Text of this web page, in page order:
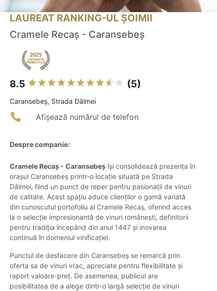
LAUREAT RANKING-UL ȘOIMII
Cramele Recaș - Caransebeș
8.5 (5)
Caransebeş, Strada Dâlmei
Afișează numărul de telefon
Despre companie:
Cramele Recaș - Caransebeșîși consolidează prezența în
orașul Caransebeș printr-o locație situată pe Strada
Dâlmei, fiind un punct de reper pentru pasionații de vinuri
de calitate. Acest spațiu aduce clienților o gamă variată
din cunoscutul portofoliu al Cramele Recaș, oferind acces
la o selecție impresionantă de vinuri românești, definitorii
pentru tradiția începând din anul 1447 și inovarea
continuă în domeniul vinificației.
Punctul de desfacere din Caransebeș se remarcă prin
oferta sa de vinuri vrac, apreciate pentru flexibilitate și
raport valoare-preț. De asemenea, publicul are
posibilitatea de a alege dintr-o largă selecție de vinuri